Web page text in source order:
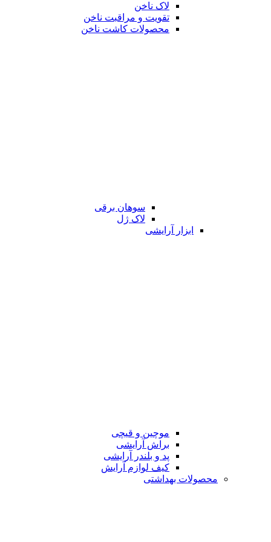
لاک ناخن
تقویت و مراقبت ناخن
محصولات کاشت ناخن
سوهان برقی
لاک ژل
ابزار آرایشی
موچین و قیچی
براش آرایشی
پد و بلندر آرایشی
کیف لوازم آرایش
محصولات بهداشتی